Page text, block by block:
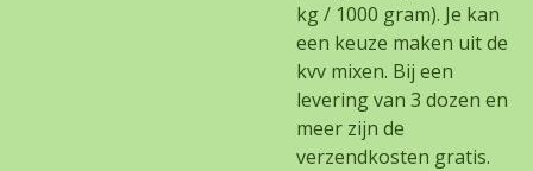
kg / 1000 gram). Je kan
een keuze maken uit de
kvv mixen. Bij een
levering van 3 dozen en
meer zijn de
verzendkosten gratis.